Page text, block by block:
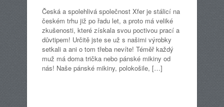
Česká a spolehlivá společnost Xfer je stálicí na
českém trhu již po řadu let, a proto má veliké
zkušenosti, které získala svou poctivou prací a
důvtipem! Určitě jste se už s našimi výrobky
setkali a ani o tom třeba nevíte! Téměř každý
muž má doma trička nebo pánské mikiny od
nás! Naše pánské mikiny, polokošile, […]